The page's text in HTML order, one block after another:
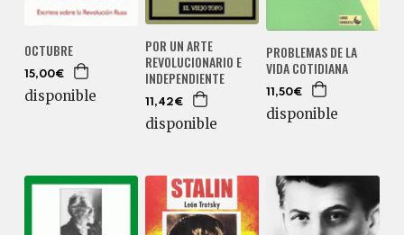
OCTUBRE
15,00€
disponible
POR UN ARTE
REVOLUCIONARIO E
INDEPENDIENTE
11,42€
disponible
PROBLEMAS DE LA
VIDA COTIDIANA
11,50€
disponible